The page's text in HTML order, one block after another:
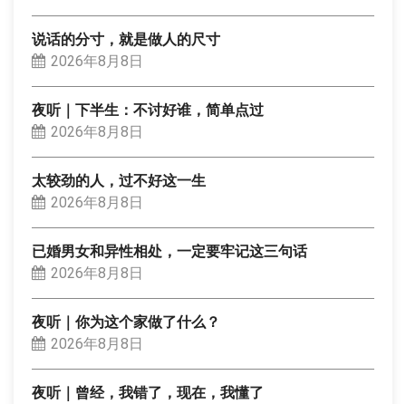
说话的分寸，就是做人的尺寸
2026年8月8日
夜听｜下半生：不讨好谁，简单点过
2026年8月8日
太较劲的人，过不好这一生
2026年8月8日
已婚男女和异性相处，一定要牢记这三句话
2026年8月8日
夜听｜你为这个家做了什么？
2026年8月8日
夜听｜曾经，我错了，现在，我懂了